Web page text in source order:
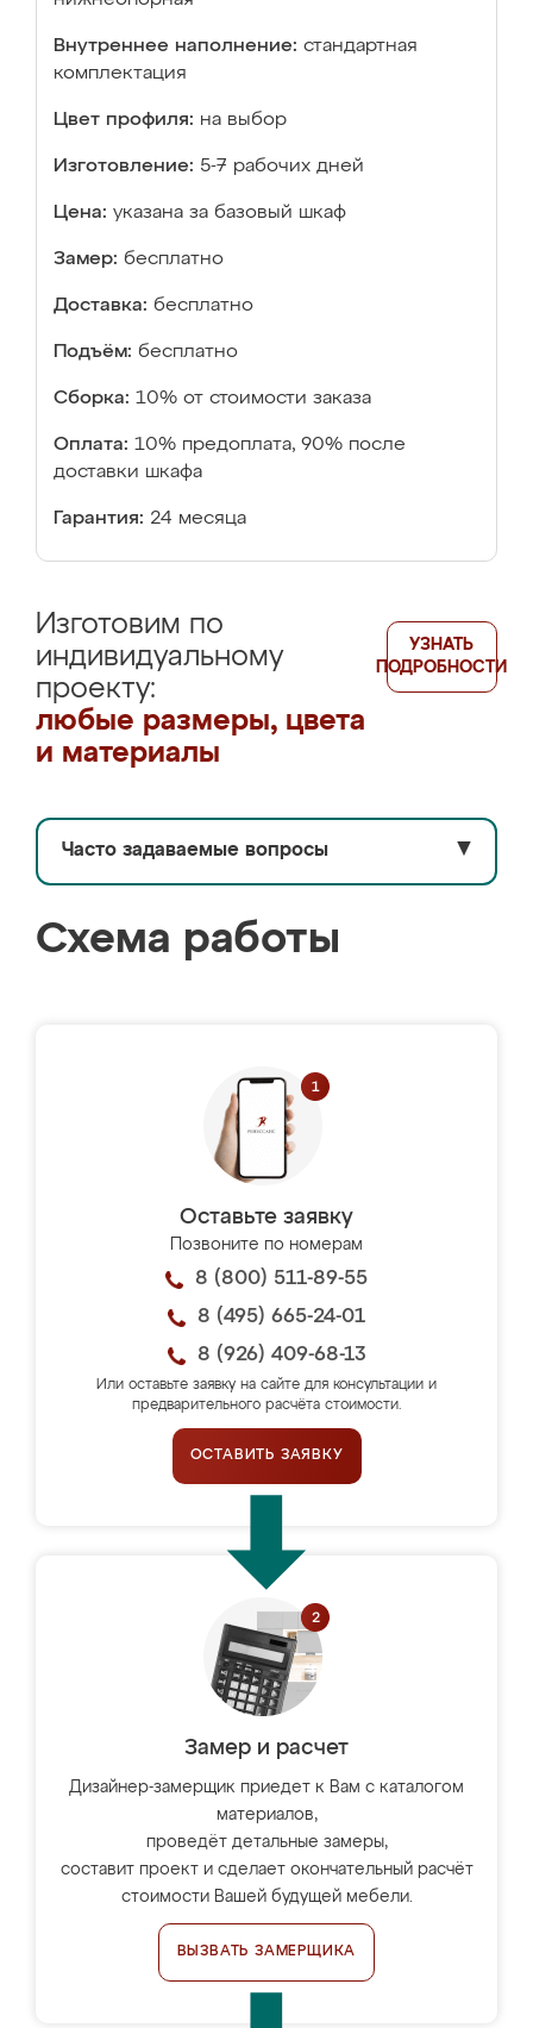
Внутреннее наполнение: стандартная
комплектация
Цвет профиля: на выбор
Изготовление: 5-7 рабочих дней
Цена: указана за базовый шкаф
Замер: бесплатно
Доставка: бесплатно
Подъём: бесплатно
Сборка: 10% от стоимости заказа
Оплата: 10% предоплата, 90% после
доставки шкафа
Гарантия: 24 месяца
Изготовим по
индивидуальному
проекту:
любые размеры, цвета
и материалы
УЗНАТЬ
ПОДРОБНОСТИ
Часто задаваемые вопросы ▼
Схема работы
Оставьте заявку
Позвоните по номерам
8 (800) 511-89-55
8 (495) 665-24-01
8 (926) 409-68-13
Или оставьте заявку на сайте для консультации и
предварительного расчёта стоимости.
ОСТАВИТЬ ЗАЯВКУ
Замер и расчет
Дизайнер-замерщик приедет к Вам с каталогом
материалов,
проведёт детальные замеры,
составит проект и сделает окончательный расчёт
стоимости Вашей будущей мебели.
ВЫЗВАТЬ ЗАМЕРЩИКА